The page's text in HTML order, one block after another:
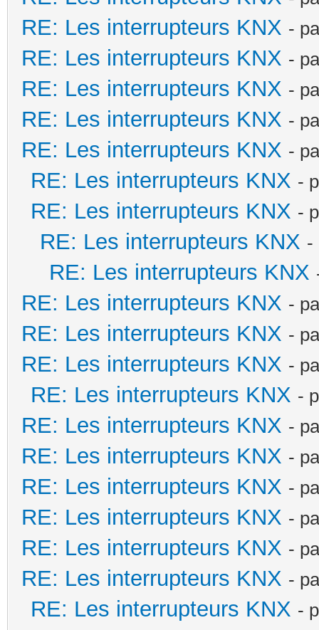
RE: Les interrupteurs KNX -
RE: Les interrupteurs KNX -
RE: Les interrupteurs KNX -
RE: Les interrupteurs KNX -
RE: Les interrupteurs KNX -
RE: Les interrupteurs KNX -
RE: Les interrupteurs KNX -
RE: Les interrupteurs KNX -
RE: Les interrupteurs KNX
RE: Les interrupteurs KNX -
RE: Les interrupteurs KNX -
RE: Les interrupteurs KNX -
RE: Les interrupteurs KNX -
RE: Les interrupteurs KNX -
RE: Les interrupteurs KNX -
RE: Les interrupteurs KNX -
RE: Les interrupteurs KNX -
RE: Les interrupteurs KNX -
RE: Les interrupteurs KNX -
RE: Les interrupteurs KNX -